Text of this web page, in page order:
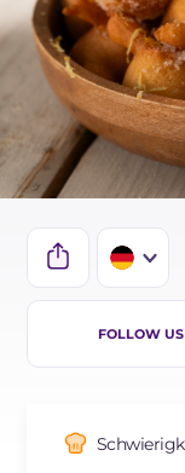
IT
FR
FOLLOW US